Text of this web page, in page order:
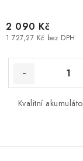
1 727,27 Kč bez DPH
2 090 Kč
Kvalitní